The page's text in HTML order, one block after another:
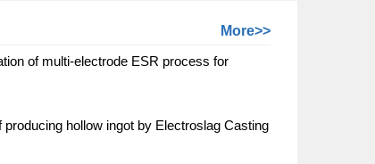
More>>
of multi-electrode ESR process for
hollow ingot by Electroslag Casting